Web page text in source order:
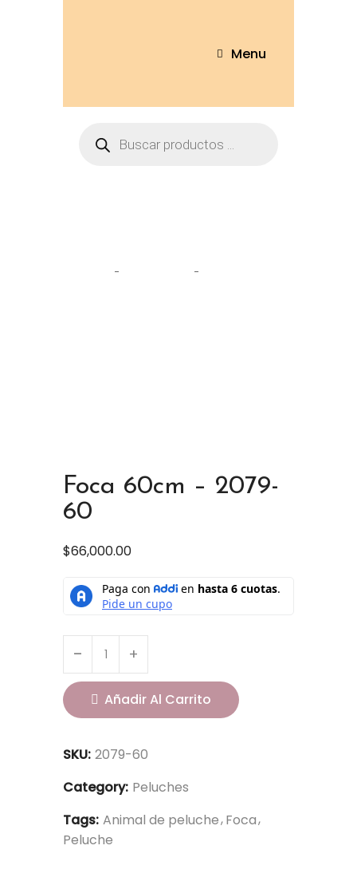
Menu
Foca 60cm – 2079-
60
$66,000.00
Añadir Al Carrito
SKU: 2079-60
Category: Peluches
Tags: Animal de peluche Foca
Peluche